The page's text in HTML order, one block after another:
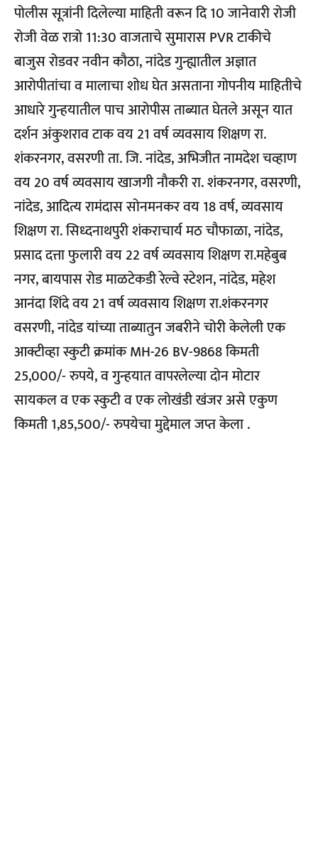
पोलीस सूत्रांनी दिलेल्या माहिती वरून दि 10 जानेवारी रोजी
रोजी वेळ रात्रो 11:30 वाजताचे सुमारास PVR टाकीचे
बाजुस रोडवर नवीन कौठा, नांदेड गुन्ह्यातील अज्ञात
आरोपीतांचा व मालाचा शोध घेत असताना गोपनीय माहितीचे
आधारे गुन्हयातील पाच आरोपीस ताब्यात घेतले असून यात
दर्शन अंकुशराव टाक वय 21 वर्ष व्यवसाय शिक्षण रा.
शंकरनगर, वसरणी ता. जि. नांदेड, अभिजीत नामदेश चव्हाण
वय 20 वर्ष व्यवसाय खाजगी नौकरी रा. शंकरनगर, वसरणी,
नांदेड, आदित्य रामंदास सोनमनकर वय 18 वर्ष, व्यवसाय
शिक्षण रा. सिध्दनाथपुरी शंकराचार्य मठ चौफाळा, नांदेड,
प्रसाद दत्ता फुलारी वय 22 वर्ष व्यवसाय शिक्षण रा.महेबुब
नगर, बायपास रोड माळटेकडी रेल्वे स्टेशन, नांदेड, महेश
आनंदा शिंदे वय 21 वर्ष व्यवसाय शिक्षण रा.शंकरनगर
वसरणी, नांदेड यांच्या ताब्यातुन जबरीने चोरी केलेली एक
आक्टीव्हा स्कुटी क्रमांक MH-26 BV-9868 किमती
25,000/- रुपये, व गुन्हयात वापरलेल्या दोन मोटार
सायकल व एक स्कुटी व एक लोखंडी खंजर असे एकुण
किमती 1,85,500/- रुपयेचा मुद्देमाल जप्त केला .